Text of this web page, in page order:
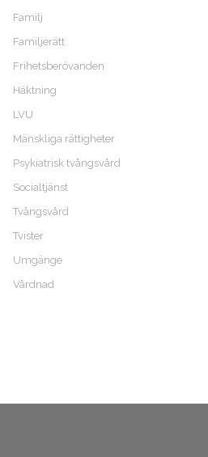
Familj
Familjerätt
Frihetsberövanden
Häktning
LVU
Mänskliga rättigheter
Psykiatrisk tvångsvård
Socialtjänst
Tvångsvård
Tvister
Umgänge
Vårdnad